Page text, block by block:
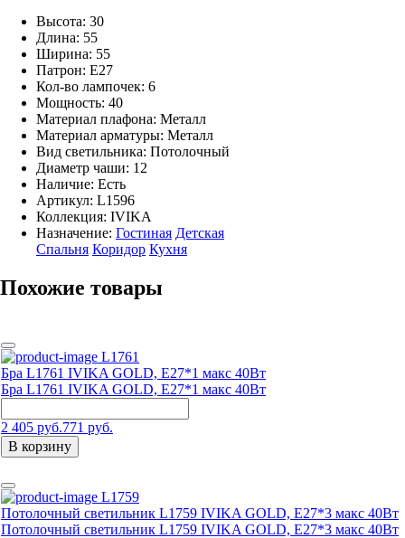
Высота: 30
Длина: 55
Ширина: 55
Патрон: E27
Кол-во лампочек: 6
Мощность: 40
Материал плафона: Металл
Материал арматуры: Металл
Вид светильника: Потолочный
Диаметр чаши: 12
Наличие: Есть
Артикул: L1596
Коллекция: IVIKA
Назначение: Гостиная Детская
Спальня Коридор Кухня
Похожие товары
L1761
Бра L1761 IVIKA GOLD, E27*1 макс 40Вт
Бра L1761 IVIKA GOLD, E27*1 макс 40Вт
2 405 руб.771 руб.
В корзину
L1759
Потолочный светильник L1759 IVIKA GOLD, Е27*3 макс 40Вт
Потолочный светильник L1759 IVIKA GOLD, Е27*3 макс 40Вт